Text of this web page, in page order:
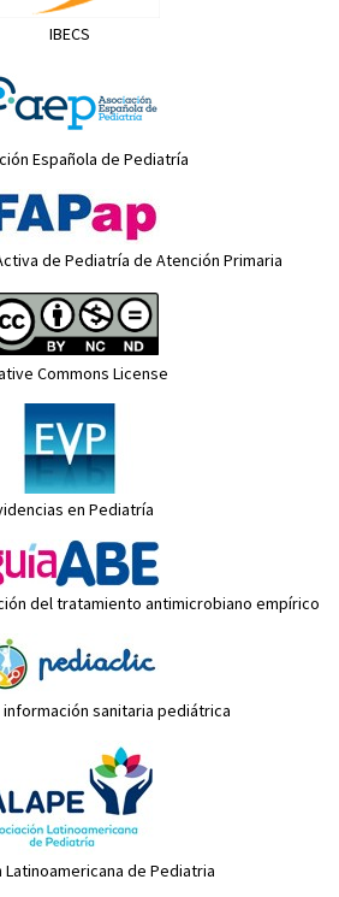
IBECS
Española de Pediatría
de Pediatría de Atención Primaria
Commons License
en Pediatría
del tratamiento antimicrobiano empírico
sanitaria pediátrica
Latinoamericana de Pediatria